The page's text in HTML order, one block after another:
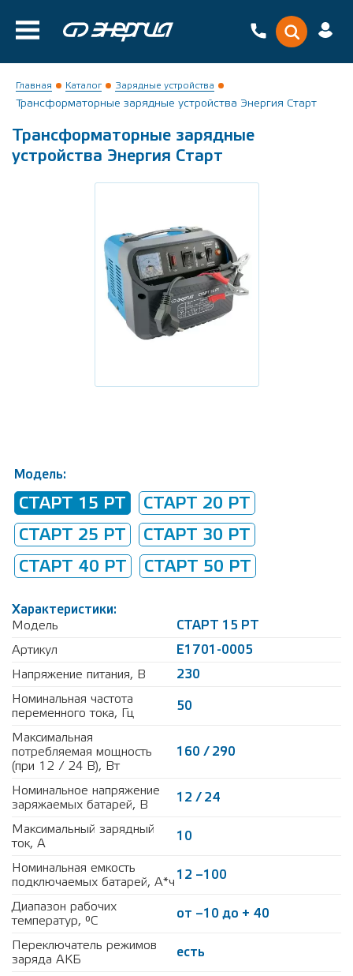
Главная Каталог Зарядные устройства
Трансформаторные зарядные устройства Энергия Старт
Трансформаторные зарядные
устройства Энергия Старт
Модель:
СТАРТ 15 РТ
СТАРТ 20 РТ
СТАРТ 25 РТ
СТАРТ 30 РТ
СТАРТ 40 РТ
СТАРТ 50 РТ
Характеристики:
Модель
СТАРТ 15 РТ
Артикул
Е1701-0005
Напряжение питания, В
230
Номинальная частота
переменного тока, Гц
50
Максимальная
потребляемая мощность
(при 12 / 24 В), Вт
160 / 290
Номинальное напряжение
заряжаемых батарей, В
12 / 24
Максимальный зарядный
ток, А
10
Номинальная емкость
подключаемых батарей, А*ч 12 –100
Диапазон рабочих
температур, °С
от –10 до + 40
Переключатель режимов
заряда АКБ
есть